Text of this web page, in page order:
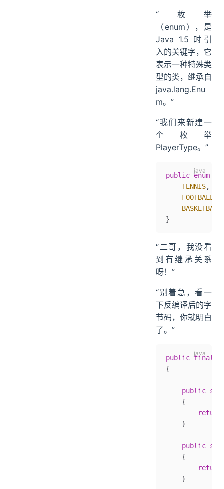
“枚举
（enum），是
Java 1.5 时引
入的关键字，它
表示一种特殊类
型的类，继承自
java.lang.Enu
m。”
“我们来新建一
个枚举
PlayerType。”
public enum
    TENNIS
,
    FOOTBALL
    BASKETBALL
}
“二哥，我没看
到有继承关系
呀！”
“别着急，看一
下反编译后的字
节码，你就明白
了。”
public final
{
    public
    {
        return
    }
    public
    {
        return
    }